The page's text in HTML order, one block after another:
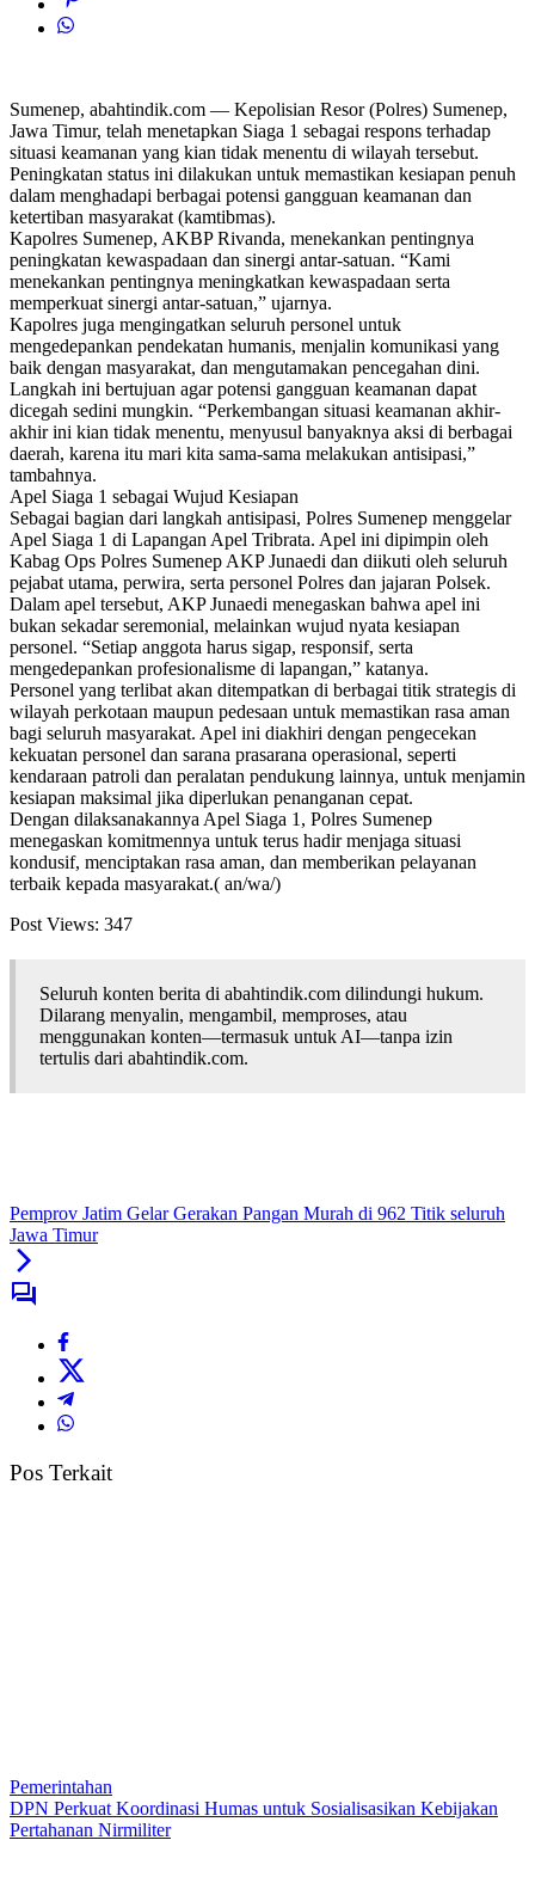
​Sumenep, abahtindik.com — Kepolisian Resor (Polres) Sumenep,
Jawa Timur, telah menetapkan Siaga 1 sebagai respons terhadap
situasi keamanan yang kian tidak menentu di wilayah tersebut.
Peningkatan status ini dilakukan untuk memastikan kesiapan penuh
dalam menghadapi berbagai potensi gangguan keamanan dan
ketertiban masyarakat (kamtibmas).
​Kapolres Sumenep, AKBP Rivanda, menekankan pentingnya
peningkatan kewaspadaan dan sinergi antar-satuan. “Kami
menekankan pentingnya meningkatkan kewaspadaan serta
memperkuat sinergi antar-satuan,” ujarnya.
​Kapolres juga mengingatkan seluruh personel untuk
mengedepankan pendekatan humanis, menjalin komunikasi yang
baik dengan masyarakat, dan mengutamakan pencegahan dini.
Langkah ini bertujuan agar potensi gangguan keamanan dapat
dicegah sedini mungkin. “Perkembangan situasi keamanan akhir-
akhir ini kian tidak menentu, menyusul banyaknya aksi di berbagai
daerah, karena itu mari kita sama-sama melakukan antisipasi,”
tambahnya.
​Apel Siaga 1 sebagai Wujud Kesiapan
​Sebagai bagian dari langkah antisipasi, Polres Sumenep menggelar
Apel Siaga 1 di Lapangan Apel Tribrata. Apel ini dipimpin oleh
Kabag Ops Polres Sumenep AKP Junaedi dan diikuti oleh seluruh
pejabat utama, perwira, serta personel Polres dan jajaran Polsek.
​Dalam apel tersebut, AKP Junaedi menegaskan bahwa apel ini
bukan sekadar seremonial, melainkan wujud nyata kesiapan
personel. “Setiap anggota harus sigap, responsif, serta
mengedepankan profesionalisme di lapangan,” katanya.
​Personel yang terlibat akan ditempatkan di berbagai titik strategis di
wilayah perkotaan maupun pedesaan untuk memastikan rasa aman
bagi seluruh masyarakat. Apel ini diakhiri dengan pengecekan
kekuatan personel dan sarana prasarana operasional, seperti
kendaraan patroli dan peralatan pendukung lainnya, untuk menjamin
kesiapan maksimal jika diperlukan penanganan cepat.
​Dengan dilaksanakannya Apel Siaga 1, Polres Sumenep
menegaskan komitmennya untuk terus hadir menjaga situasi
kondusif, menciptakan rasa aman, dan memberikan pelayanan
terbaik kepada masyarakat.( an/wa/)
Post Views: 347
Seluruh konten berita di abahtindik.com dilindungi hukum.
Dilarang menyalin, mengambil, memproses, atau
menggunakan konten—termasuk untuk AI—tanpa izin
tertulis dari abahtindik.com.
Pemprov Jatim Gelar Gerakan Pangan Murah di 962 Titik seluruh
Jawa Timur
Pos Terkait
Pemerintahan
DPN Perkuat Koordinasi Humas untuk Sosialisasikan Kebijakan
Pertahanan Nirmiliter